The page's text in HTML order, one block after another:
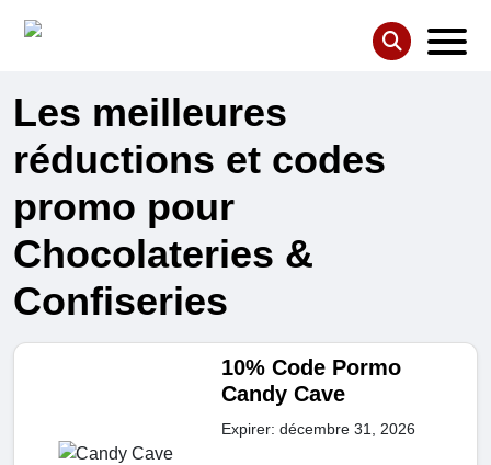
Les meilleures
réductions et codes
promo pour
Chocolateries &
Confiseries
10% Code Pormo
Candy Cave
Expirer: décembre 31, 2026